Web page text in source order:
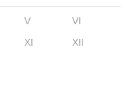
V
VI
XI XII